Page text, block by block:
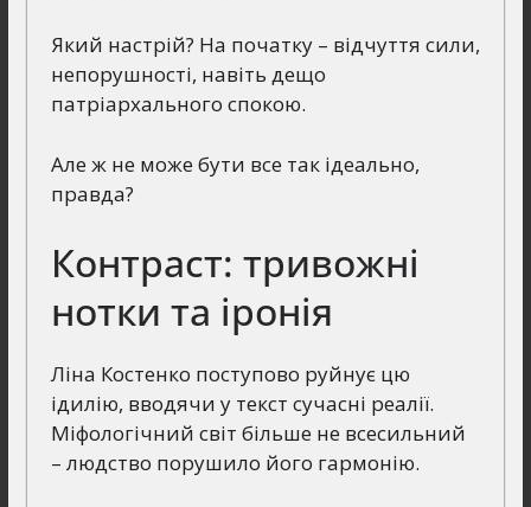
Який настрій? На початку – відчуття сили,
непорушності, навіть дещо
патріархального спокою.
Але ж не може бути все так ідеально,
правда?
Контраст: тривожні
нотки та іронія
Ліна Костенко поступово руйнує цю
ідилію, вводячи у текст сучасні реалії.
Міфологічний світ більше не всесильний
– людство порушило його гармонію.